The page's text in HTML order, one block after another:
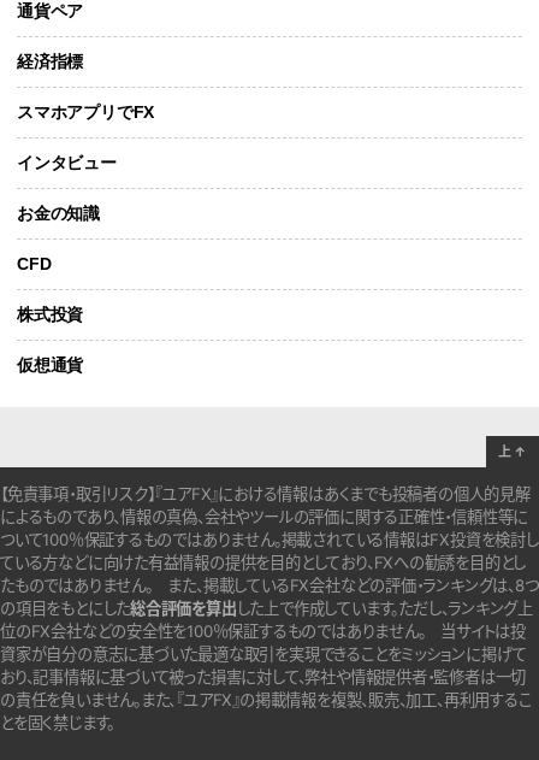
通貨ペア
経済指標
スマホアプリでFX
インタビュー
お金の知識
CFD
株式投資
仮想通貨
【免責事項・取引リスク】『ユアFX』における情報はあくまでも投稿者の個人的見解
によるものであり、情報の真偽、会社やツールの評価に関する正確性・信頼性等に
ついて100％保証するものではありません。掲載されている情報はFX投資を検討し
ている方などに向けた有益情報の提供を目的としており、FXへの勧誘を目的とし
たものではありません。 また、掲載しているFX会社などの評価・ランキングは、8つ
の項目をもとにした総合評価を算出 した上で作成しています。ただし、ランキング上
位のFX会社などの安全性を100％保証するものではありません。
当サイトは投
資家が自分の意志に基づいた最適な取引を実現できることをミッションに掲げて
おり、記事情報に基づいて被った損害に対して、弊社や情報提供者・監修者は一切
の責任を負いません。また、『ユアFX』の掲載情報を複製、販売、加工、再利用するこ
とを固く禁じます。
上 ↑